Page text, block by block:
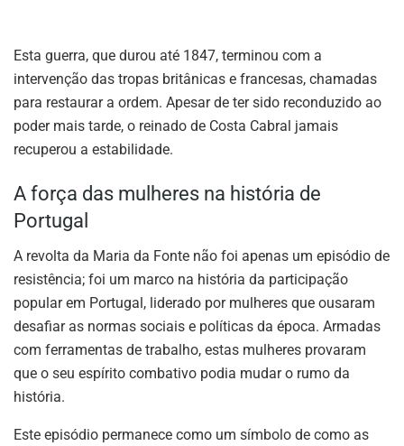
Esta guerra, que durou até 1847, terminou com a
intervenção das tropas britânicas e francesas, chamadas
para restaurar a ordem. Apesar de ter sido reconduzido ao
poder mais tarde, o reinado de Costa Cabral jamais
recuperou a estabilidade.
A força das mulheres na história de
Portugal
A revolta da Maria da Fonte não foi apenas um episódio de
resistência; foi um marco na história da participação
popular em Portugal, liderado por mulheres que ousaram
desafiar as normas sociais e políticas da época. Armadas
com ferramentas de trabalho, estas mulheres provaram
que o seu espírito combativo podia mudar o rumo da
história.
Este episódio permanece como um símbolo de como as